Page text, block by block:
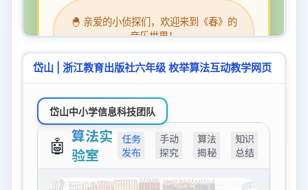
岱山 | 浙江教育出版社六年级 枚举算法互动教学网页